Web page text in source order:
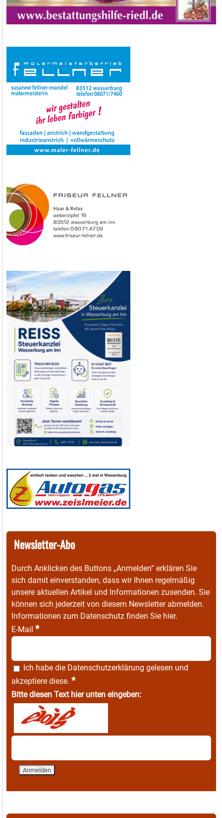
Newsletter-Abo
Durch Anklicken des Buttons „Anmelden“ erklären Sie
sich damit einverstanden, dass wir Ihnen regelmäßig
unsere aktuellen Artikel und Informationen zusenden. Sie
können sich jederzeit von diesem Newsletter abmelden.
Informationen zum Datenschutz finden Sie hier.
E-Mail *
Ich habe die Datenschutzerklärung gelesen und
akzeptiere diese. *
Bitte diesen Text hier unten eingeben: